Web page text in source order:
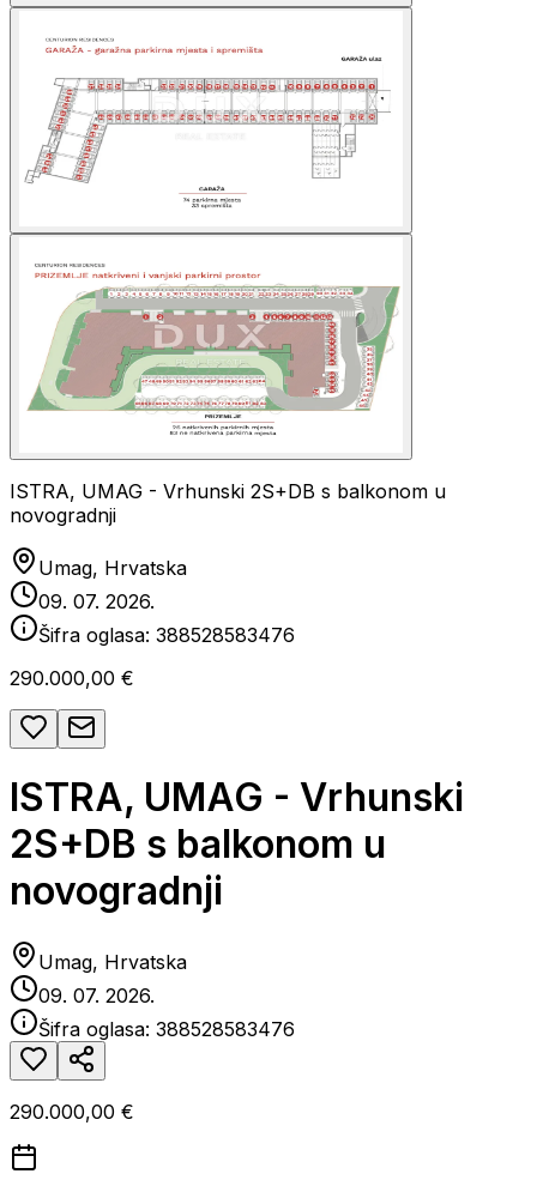
ISTRA, UMAG - Vrhunski 2S+DB s balkonom u
novogradnji
Umag, Hrvatska
09. 07. 2026.
Šifra oglasa: 388528583476
290.000,00 €
ISTRA, UMAG - Vrhunski
2S+DB s balkonom u
novogradnji
Umag, Hrvatska
09. 07. 2026.
Šifra oglasa: 388528583476
290.000,00 €